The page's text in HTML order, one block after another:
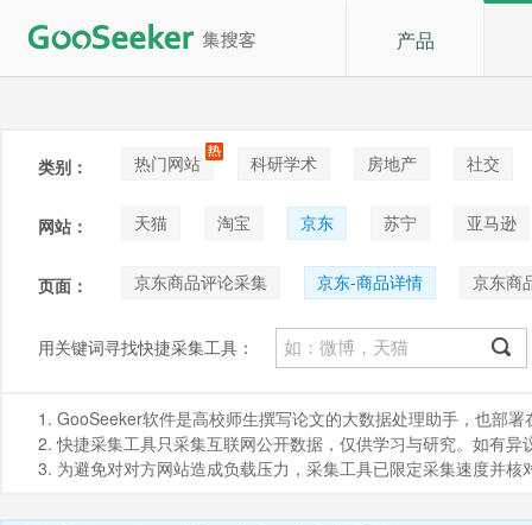
产品
类别： 热门网站 科研学术 房地产
社交
论坛贴吧
拍卖
网站： 天猫 淘宝 京东 苏宁
亚马逊
阿里巴巴1688
Shopee 咸鱼
页面： 京东商品评论采集 京东-商品详情
京东商
海外京东_商品评论
京东商品详细图片下载
用关键词寻找快捷采集工具：
1. GooSeeker软件是高校师生撰写论文的大数据处理助手，也部
2. 快捷采集工具只采集互联网公开数据，仅供学习与研究。如有
3. 为避免对对方网站造成负载压力，采集工具已限定采集速度并